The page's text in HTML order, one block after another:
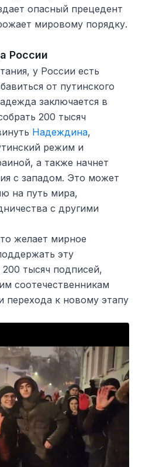
опасный прецедент
мировому порядку.
России
у России есть
от путинского
заключается в
200 тысяч
Надеждина,
режим и
а также начнет
с западом. Это может
на путь мира,
с другими
желает мирное
эту
тысяч подписей,
соотечественникам
перехода к новому этапу